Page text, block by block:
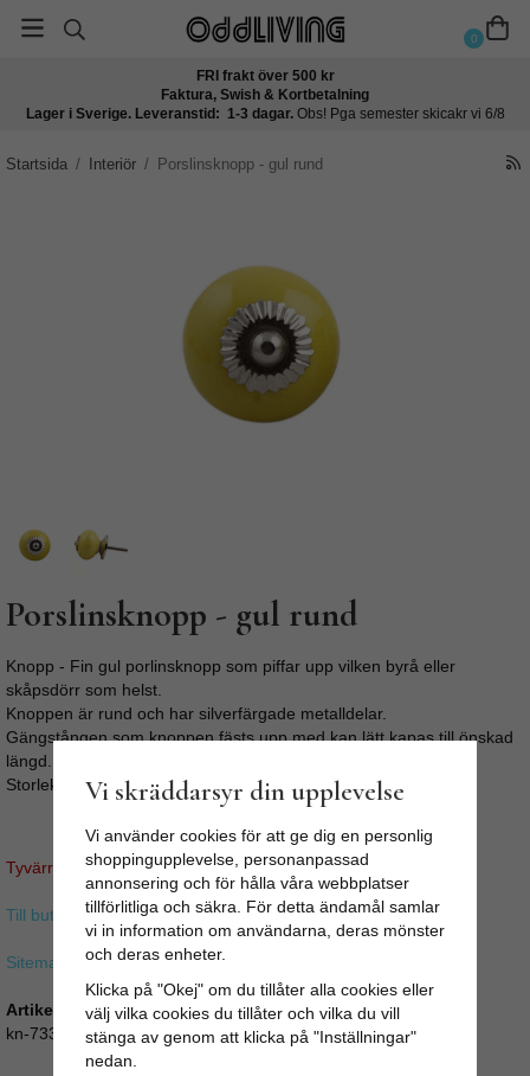
0
FRI frakt över 500 kr
Faktura, Swish & Kortbetalning
Lager i Sverige. Leveranstid: 1-3 dagar. Obs! Pga semester skicakr vi 6/8
Startsida / Interiör / Porslinsknopp - gul rund
Porslinsknopp - gul rund
Knopp - Fin gul porlinsknopp som piffar upp vilken byrå eller
skåpsdörr som helst.
Knoppen är rund och har silverfärgade metalldelar.
Gängstången som knoppen fästs upp med kan lätt kapas till önskad
längd.
Storlek: Ø: 4,5cm
Tyvärr ingår inte denna produkt i vårt sortiment för tillfället.
Till butikens startsida »
Sitemap »
Artikelnummer:
kn-733
Vi skräddarsyr din upplevelse
Vi använder cookies för att ge dig en personlig
shoppingupplevelse, personanpassad
annonsering och för hålla våra webbplatser
tillförlitliga och säkra. För detta ändamål samlar
vi in information om användarna, deras mönster
och deras enheter.
Klicka på "Okej" om du tillåter alla cookies eller
välj vilka cookies du tillåter och vilka du vill
stänga av genom att klicka på "Inställningar"
nedan.